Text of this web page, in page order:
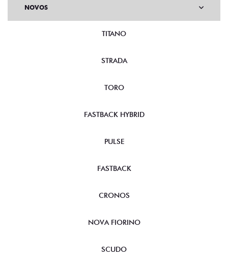
NOVOS
TITANO
STRADA
TORO
FASTBACK HYBRID
PULSE
FASTBACK
CRONOS
NOVA FIORINO
SCUDO